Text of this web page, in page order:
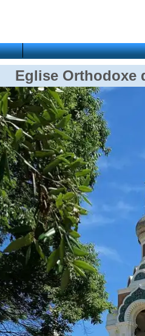
Eglise Orthodoxe